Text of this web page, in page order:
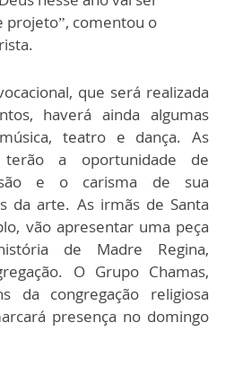
projeto”, comentou o
que será realizada
haverá ainda algumas
teatro e dança. As
terão a oportunidade de
e o carisma de sua
da arte. As irmãs de Santa
vão apresentar uma peça
de Madre Regina,
O Grupo Chamas,
da congregação religiosa
presença no domingo